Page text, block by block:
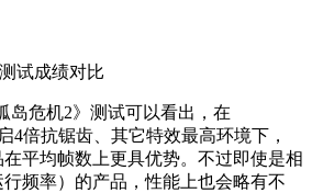
试成绩对比
岛危机2》测试可以看出，在
4倍抗锯齿、其它特效最高环境下，
平均帧数上更具优势。不过即使是相
频率）的产品，性能上也会略有不